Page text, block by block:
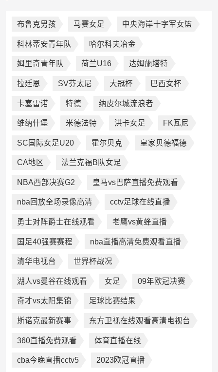
布鲁克男孩 马赛女足 中央海岸十字军女篮
科林蒂安青年队 哈尔科夫冶金
姆里奇青年队 荷兰U16 达姆施塔特
拉廷恩 SV芬太尼 大冠杯 巴西女杯
卡塞雷诺 特德 纳皮尔城流浪者
维纳什堡 米德法特 洪卡女足 FK瓦尼
SC国际女足U20 霍尔贝克 皇家贝德福德
CA地区 法兰克福B队女足
NBA西部决赛G2 皇马vs巴萨直播免费观看
nba回放全场录像高清 cctv足球在线直播
勇士对阵爵士在线观看 老鹰vs黄蜂直播
国足40强赛赛程 nba直播高清免费观看直播
清华电视台 世界杯战况
湖人vs曼谷在线观看 女足 09年欧冠决赛
奇才vs太阳集锦 足球比赛结果
斯诺克最新赛事 东方卫视在线观看高清电视台
360直播免费观看 体育直播在线
cba今晚直播cctv5 2023欧冠直播